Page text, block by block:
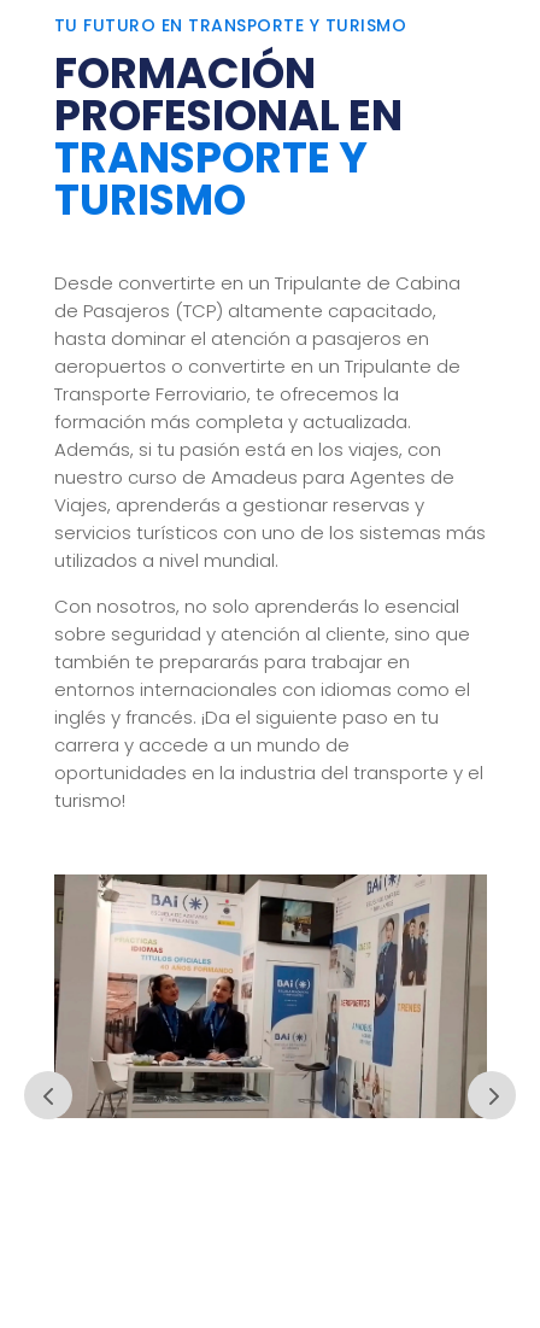
TU FUTURO EN TRANSPORTE Y TURISMO
FORMACIÓN
PROFESIONAL EN
TRANSPORTE Y
TURISMO
Desde convertirte en un Tripulante de Cabina
de Pasajeros (TCP) altamente capacitado,
hasta dominar el atención a pasajeros en
aeropuertos o convertirte en un Tripulante de
Transporte Ferroviario, te ofrecemos la
formación más completa y actualizada.
Además, si tu pasión está en los viajes, con
nuestro curso de Amadeus para Agentes de
Viajes, aprenderás a gestionar reservas y
servicios turísticos con uno de los sistemas más
utilizados a nivel mundial.
Con nosotros, no solo aprenderás lo esencial
sobre seguridad y atención al cliente, sino que
también te prepararás para trabajar en
entornos internacionales con idiomas como el
inglés y francés. ¡Da el siguiente paso en tu
carrera y accede a un mundo de
oportunidades en la industria del transporte y el
turismo!